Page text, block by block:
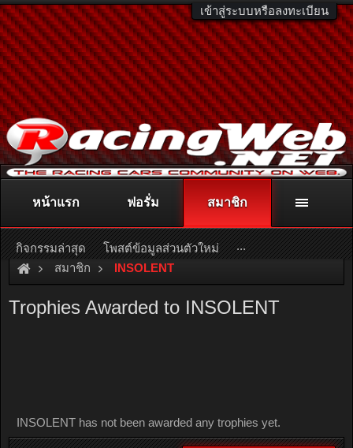
เข้าสู่ระบบหรือลงทะเบียน
ติดต่อลงโฆษณา racingweb@gmail.comหรือโทร. 081-811-1138
หรืออ่านรายละเอียดเพิ่มเติม คลิกที่นี่
สมาชิก INSOLENT
Trophies Awarded to INSOLENT
INSOLENT has not been awarded any trophies yet.
หน้าแรก ฟอรั่ม สมาชิก
กิจกรรมล่าสุด โพสต์ข้อมูลส่วนตัวใหม่ ...